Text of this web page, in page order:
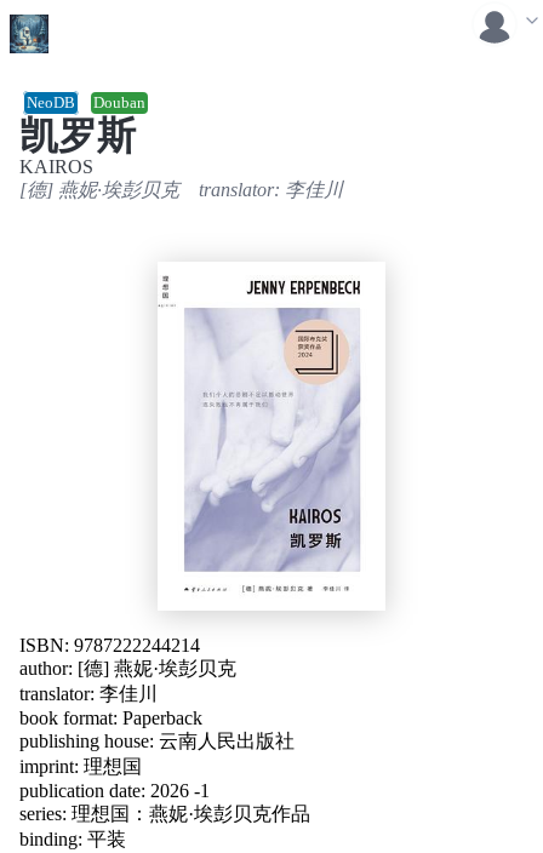
凯罗斯
NeoDB Douban
ISBN: 9787222244214
author: [德] 燕妮·埃彭贝克
translator: 李佳川
book format: Paperback
publishing house: 云南人民出版社
imprint: 理想国
publication date: 2026 -1
series: 理想国：燕妮·埃彭贝克作品
binding: 平装
KAIROS
[德] 燕妮·埃彭贝克
translator: 李佳川